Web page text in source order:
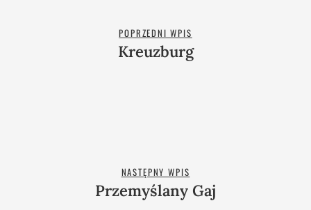
POPRZEDNI WPIS
Kreuzburg
NASTĘPNY WPIS
Przemyślany Gaj